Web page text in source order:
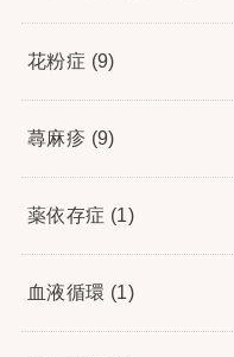
花粉症 (9)
蕁麻疹 (9)
薬依存症 (1)
血液循環 (1)